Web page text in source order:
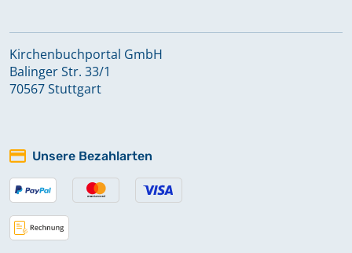
Kirchenbuchportal GmbH
Balinger Str. 33/1
70567 Stuttgart
Unsere Bezahlarten